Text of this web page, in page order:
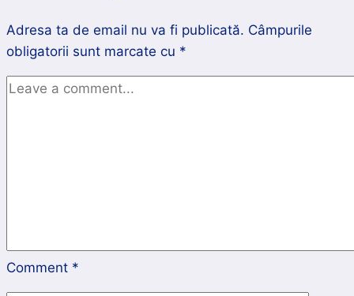
Adresa ta de email nu va fi publicată. Câmpurile
obligatorii sunt marcate cu *
Comment *